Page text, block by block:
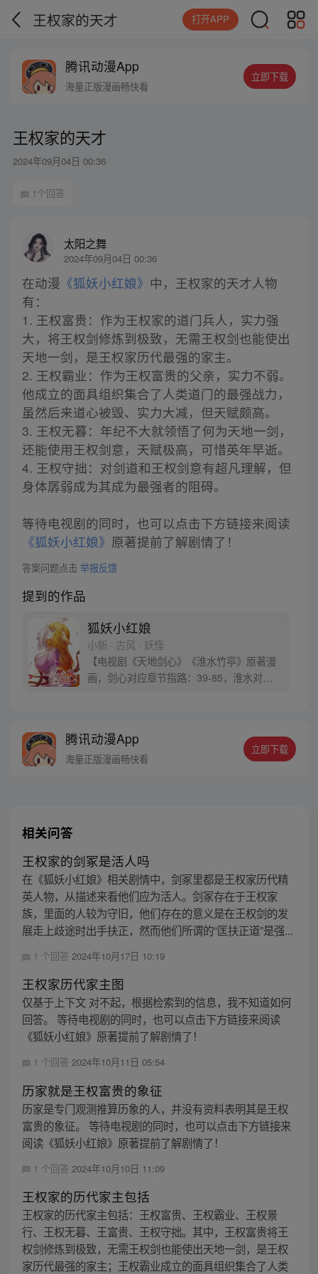
王权家的天才 打开APP
腾讯动漫App
海量正版漫画畅快看
立即下载
王权家的天才
2024年09月04日 00:36
1个回答
太阳之舞
2024年09月04日 00:36
在动漫 《狐妖小红娘》 中，王权家的天才人物
有：
1. 王权富贵：作为王权家的道门兵人，实力强
大，将王权剑修炼到极致，无需王权剑也能使出
天地一剑，是王权家历代最强的家主。
2. 王权霸业：作为王权富贵的父亲，实力不弱。
他成立的面具组织集合了人类道门的最强战力，
虽然后来道心被毁、实力大减，但天赋颇高。
3. 王权无暮：年纪不大就领悟了何为天地一剑，
还能使用王权剑意，天赋极高，可惜英年早逝。
4. 王权守拙：对剑道和王权剑意有超凡理解，但
身体孱弱成为其成为最强者的阻碍。
等待电视剧的同时，也可以点击下方链接来阅读
《狐妖小红娘》 原著提前了解剧情了！
答案问题点击 举报反馈
提到的作品
狐妖小红娘
小新 · 古风 · 妖怪
【电视剧《天地剑心》《淮水竹亭》原著漫
画，剑心对应章节指路：39-85，淮水对应
腾讯动漫App
海量正版漫画畅快看
立即下载
相关问答
王权家的剑冢是活人吗
在《狐妖小红娘》相关剧情中，剑冢里都是王权家历代精
英人物，从描述来看他们应为活人。剑冢存在于王权家
族，里面的人较为守旧，他们存在的意义是在王权剑的发
展走上歧途时出手扶正，然而他们所谓的“匡扶正道”是强...
1 个回答 2024年10月17日 10:19
王权家历代家主图
仅基于上下文 对不起，根据检索到的信息，我不知道如何
回答。 等待电视剧的同时，也可以点击下方链接来阅读
《狐妖小红娘》原著提前了解剧情了！
1 个回答 2024年10月11日 05:54
历家就是王权富贵的象征
历家是专门观测推算历象的人，并没有资料表明其是王权
富贵的象征。 等待电视剧的同时，也可以点击下方链接来
阅读《狐妖小红娘》原著提前了解剧情了！
1 个回答 2024年10月10日 11:09
王权家的历代家主包括
王权家的历代家主包括：王权富贵、王权霸业、王权景
行、王权无暮、王富贵、王权守拙。其中，王权富贵将王
权剑修炼到极致，无需王权剑也能使出天地一剑，是王权
家历代最强的家主；王权霸业成立的面具组织集合了人类